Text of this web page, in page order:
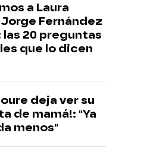
a Laura
Fernández
20 preguntas
que lo dicen
deja ver su
de mamá!: "Ya
menos"